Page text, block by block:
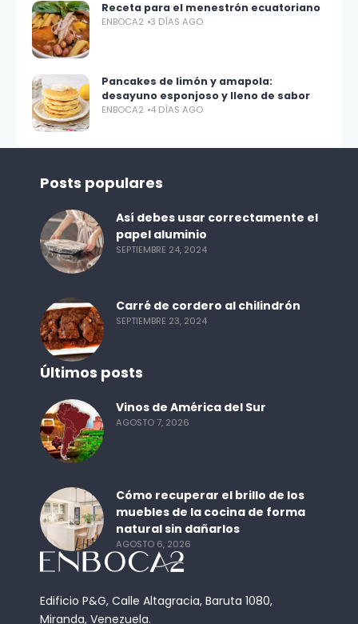
Receta para el menestrón ecuatoriano
ENBOCA2 3 DÍAS AGO
Pancakes de limón y amapola:
desayuno esponjoso y lleno de sabor
ENBOCA2 4 DÍAS AGO
Edificio P&G, Calle Altagracia, Baruta 1080,
Miranda, Venezuela.
Posts populares
Así debes usar correctamente el
papel aluminio
SEPTIEMBRE 24, 2024
Carré de cordero al chilindrón
SEPTIEMBRE 23, 2024
Últimos posts
Vinos de América del Sur
AGOSTO 7, 2026
Cómo recuperar el brillo de los
muebles de la cocina de forma
natural sin dañarlos
AGOSTO 6, 2026